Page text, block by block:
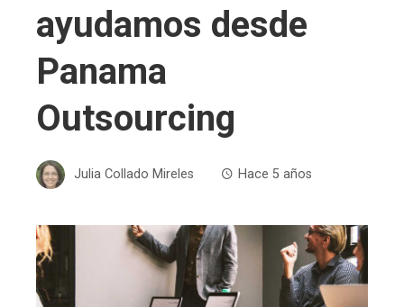
ayudamos desde
Panama
Outsourcing
Julia Collado Mireles Hace 5 años